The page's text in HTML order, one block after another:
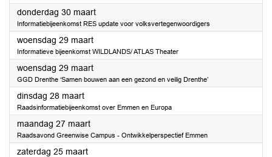
donderdag 30 maart2023
Informatiebijeenkomst RES update voor volksvertegenwoordigers
woensdag 29 maart2023
Informatieve bijeenkomst WILDLANDS/ ATLAS Theater
woensdag 29 maart2023
GGD Drenthe ‘Samen bouwen aan een gezond en veilig Drenthe’
dinsdag 28 maart2023
Raadsinformatiebijeenkomst over Emmen en Europa
maandag 27 maart2023
Raadsavond Greenwise Campus - Ontwikkelperspectief Emmen
zaterdag 25 maart2023